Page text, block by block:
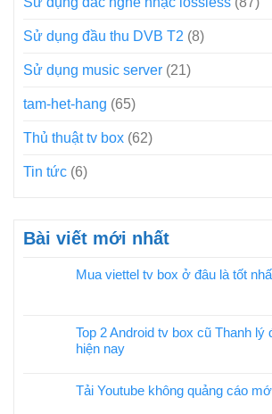
Sử dụng đầu thu DVB T2 (8)
Sử dụng music server (21)
tam-het-hang (65)
Thủ thuật tv box (62)
Tin tức (6)
Bài viết mới nhất
Mua viettel tv box ở đâu là tốt
Top 2 Android tv box cũ Thanh lý
hiện nay
Tải Youtube không quảng cáo